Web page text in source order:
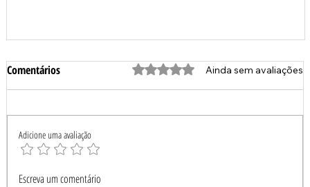
Comentários Avaliado com 0 de 5 estrelas.Ainda sem avaliações
Adicione uma avaliação
Escreva um comentário